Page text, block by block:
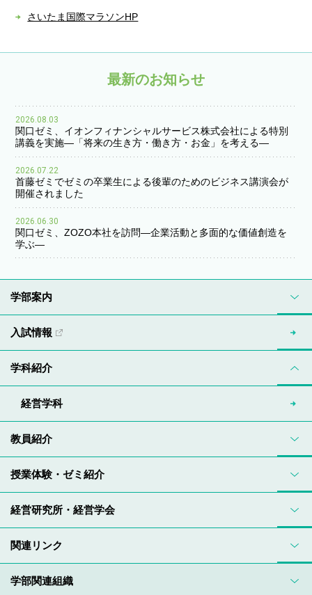
さいたま国際マラソンHP
最新のお知らせ
2026.08.03
関口ゼミ、イオンフィナンシャルサービス株式会社による特別
講義を実施―「将来の生き方・働き方・お金」を考える―
2026.07.22
首藤ゼミでゼミの卒業生による後輩のためのビジネス講演会が
開催されました
2026.06.30
関口ゼミ、ZOZO本社を訪問―企業活動と多面的な価値創造を
学ぶ―
学部関連組織
学部案内
入試情報
学科紹介
経営学科
教員紹介
授業体験・ゼミ紹介
経営研究所・経営学会
関連リンク